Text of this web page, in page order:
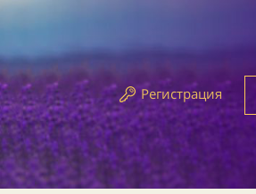
Регистрация